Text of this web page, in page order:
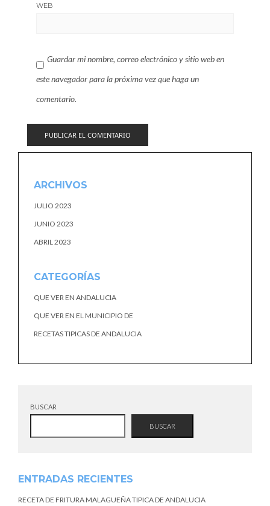
WEB
Guardar mi nombre, correo electrónico y sitio web en
este navegador para la próxima vez que haga un
comentario.
ARCHIVOS
JULIO 2023
JUNIO 2023
ABRIL 2023
CATEGORÍAS
QUE VER EN ANDALUCIA
QUE VER EN EL MUNICIPIO DE
RECETAS TIPICAS DE ANDALUCIA
BUSCAR
BUSCAR
ENTRADAS RECIENTES
RECETA DE FRITURA MALAGUEÑA TIPICA DE ANDALUCIA